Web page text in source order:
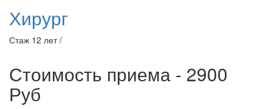
Хирург
Стаж 12 лет /
Стоимость приема - 2900
Руб